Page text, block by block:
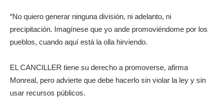
“No quiero generar ninguna división, ni adelanto, ni
precipitación. Imagínese que yo ande promoviéndome por los
pueblos, cuando aquí está la olla hirviendo.
EL CANCILLER tiene su derecho a promoverse, afirma
Monreal, pero advierte que debe hacerlo sin violar la ley y sin
usar recursos públicos.